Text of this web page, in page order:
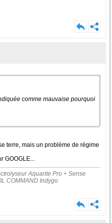
comme mauvaise pourquoi
terre, mais un problème de régime
GOOGLE...
Aquarite Pro + Sense
COMMAND Indygo